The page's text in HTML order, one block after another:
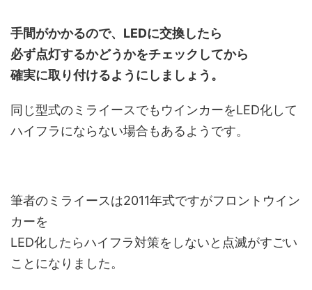
手間がかかるので、LEDに交換したら
必ず点灯するかどうかをチェックしてから
確実に取り付けるようにしましょう。
同じ型式のミライースでもウインカーをLED化して
ハイフラにならない場合もあるようです。
筆者のミライースは2011年式ですがフロントウイン
カーを
LED化したらハイフラ対策をしないと点滅がすごい
ことになりました。